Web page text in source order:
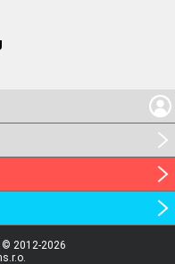
© 2012-2026